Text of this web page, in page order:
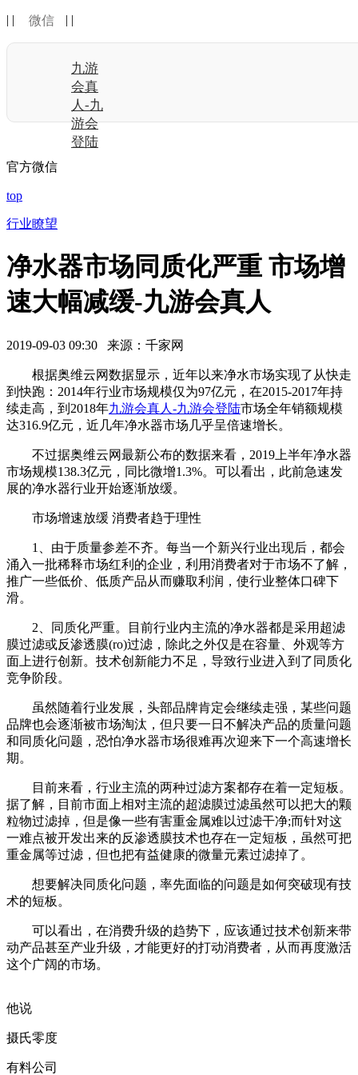
| | 微信 | |
九游
会真
人-九
游会
登陆
官方微信
top
行业瞭望
净水器市场同质化严重 市场增
速大幅减缓-九游会真人
2019-09-03 09:30 来源：千家网
根据奥维云网数据显示，近年以来净水市场实现了从快走
到快跑：2014年行业市场规模仅为97亿元，在2015-2017年持
续走高，到2018年九游会真人-九游会登陆市场全年销额规模
达316.9亿元，近几年净水器市场几乎呈倍速增长。
不过据奥维云网最新公布的数据来看，2019上半年净水器
市场规模138.3亿元，同比微增1.3%。可以看出，此前急速发
展的净水器行业开始逐渐放缓。
市场增速放缓 消费者趋于理性
1、由于质量参差不齐。每当一个新兴行业出现后，都会
涌入一批稀释市场红利的企业，利用消费者对于市场不了解，
推广一些低价、低质产品从而赚取利润，使行业整体口碑下
滑。
2、同质化严重。目前行业内主流的净水器都是采用超滤
膜过滤或反渗透膜(ro)过滤，除此之外仅是在容量、外观等方
面上进行创新。技术创新能力不足，导致行业进入到了同质化
竞争阶段。
虽然随着行业发展，头部品牌肯定会继续走强，某些问题
品牌也会逐渐被市场淘汰，但只要一日不解决产品的质量问题
和同质化问题，恐怕净水器市场很难再次迎来下一个高速增长
期。
目前来看，行业主流的两种过滤方案都存在着一定短板。
据了解，目前市面上相对主流的超滤膜过滤虽然可以把大的颗
粒物过滤掉，但是像一些有害重金属难以过滤干净;而针对这
一难点被开发出来的反渗透膜技术也存在一定短板，虽然可把
重金属等过滤，但也把有益健康的微量元素过滤掉了。
想要解决同质化问题，率先面临的问题是如何突破现有技
术的短板。
可以看出，在消费升级的趋势下，应该通过技术创新来带
动产品甚至产业升级，才能更好的打动消费者，从而再度激活
这个广阔的市场。
他说
摄氏零度
有料公司